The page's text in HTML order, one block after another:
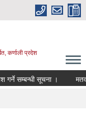
कर्णाली प्रदेश
सम्बन्धी सूचना । मतदा